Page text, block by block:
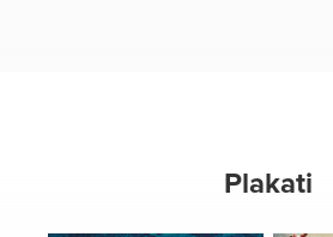
Plakati